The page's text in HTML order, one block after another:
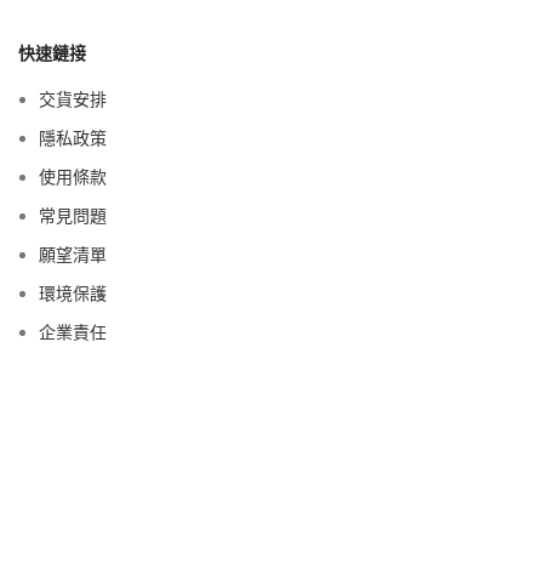
快速鏈接
交貨安排
隱私政策
使用條款
常見問題
願望清單
環境保護
企業責任